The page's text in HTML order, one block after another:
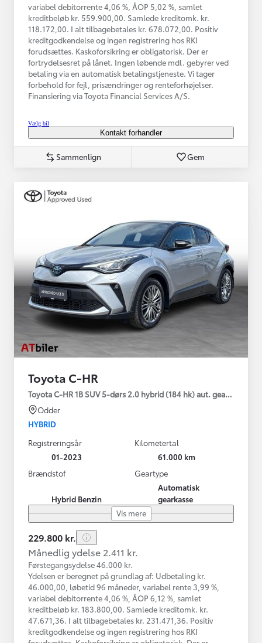
variabel debitorrente 4,06 %, ÅOP 5,02 %, samlet
kreditbeløb kr. 559.900,00. Samlede kreditomk. kr.
118.172,00. I alt tilbagebetales kr. 678.072,00. Positiv
kreditgodkendelse og ingen registrering hos RKI
forudsættes. Kaskoforsikring er obligatorisk. Der er
fortrydelsesret på lånet. Ingen løbende mdl. gebyrer ved
betaling via en automatisk betalingstjeneste. Vi tager
forbehold for fejl, prisændringer og renteforhøjelser.
Finansiering via Toyota Financial Services A/S.
Vælg bil
Kontakt forhandler
Sammenlign Gem
Toyota C-HR
Toyota C-HR 1B SUV 5-dørs 2.0 hybrid (184 hk) aut. gear C-HIC
Odder
HYBRID
Registreringsår
01-2023
Kilometertal
61.000 km
Brændstof
Hybrid Benzin
Geartype
Automatisk
gearkasse
Vis mere
229.800 kr.
Månedlig ydelse 2.411 kr.
Førstegangsydelse 46.000 kr.
Ydelsen er beregnet på grundlag af: Udbetaling kr.
46.000,00, løbetid 96 måneder, variabel rente 3,99 %,
variabel debitorrente 4,06 %, ÅOP 6,12 %, samlet
kreditbeløb kr. 183.800,00. Samlede kreditomk. kr.
47.671,36. I alt tilbagebetales kr. 231.471,36. Positiv
kreditgodkendelse og ingen registrering hos RKI